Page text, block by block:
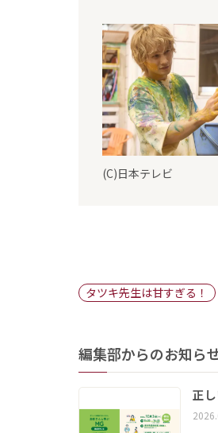
(C)日本テレビ
タツキ先生は甘すぎる！
編集部からのお知ら
正